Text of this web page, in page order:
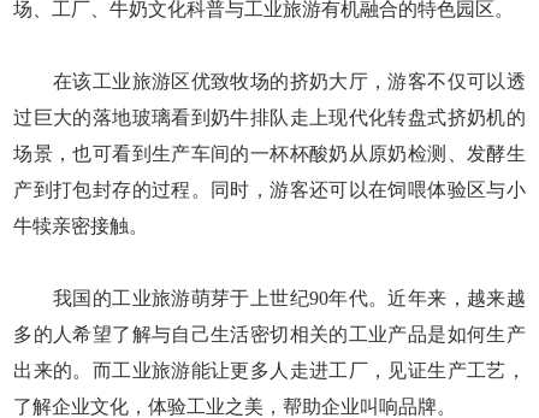
场、工厂、牛奶文化科普与工业旅游有机融合的特色园区。
在该工业旅游区优致牧场的挤奶大厅，游客不仅可以透
过巨大的落地玻璃看到奶牛排队走上现代化转盘式挤奶机的
场景，也可看到生产车间的一杯杯酸奶从原奶检测、发酵生
产到打包封存的过程。同时，游客还可以在饲喂体验区与小
牛犊亲密接触。
我国的工业旅游萌芽于上世纪90年代。近年来，越来越
多的人希望了解与自己生活密切相关的工业产品是如何生产
出来的。而工业旅游能让更多人走进工厂，见证生产工艺，
了解企业文化，体验工业之美，帮助企业叫响品牌。